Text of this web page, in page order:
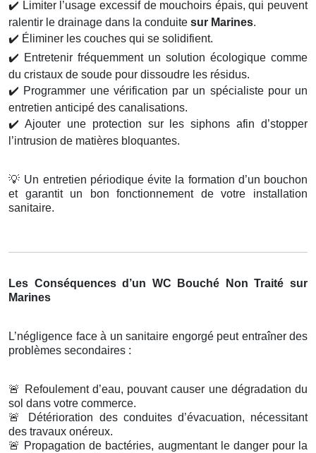
✔️ Limiter l’usage excessif de mouchoirs épais, qui peuvent
ralentir le drainage dans la conduite sur Marines.
✔️ Éliminer les couches qui se solidifient.
✔️ Entretenir fréquemment un solution écologique comme
du cristaux de soude pour dissoudre les résidus.
✔️ Programmer une vérification par un spécialiste pour un
entretien anticipé des canalisations.
✔️ Ajouter une protection sur les siphons afin d’stopper
l’intrusion de matières bloquantes.
💡 Un entretien périodique évite la formation d’un bouchon
et garantit un bon fonctionnement de votre installation
sanitaire.
Les Conséquences d’un WC Bouché Non Traité sur
Marines
L’négligence face à un sanitaire engorgé peut entraîner des
problèmes secondaires :
🚨
Refoulement d’eau, pouvant causer une dégradation du
sol dans votre commerce.
🚨
Détérioration des conduites d’évacuation, nécessitant
des travaux onéreux.
🚨 Propagation de bactéries, augmentant le danger pour la